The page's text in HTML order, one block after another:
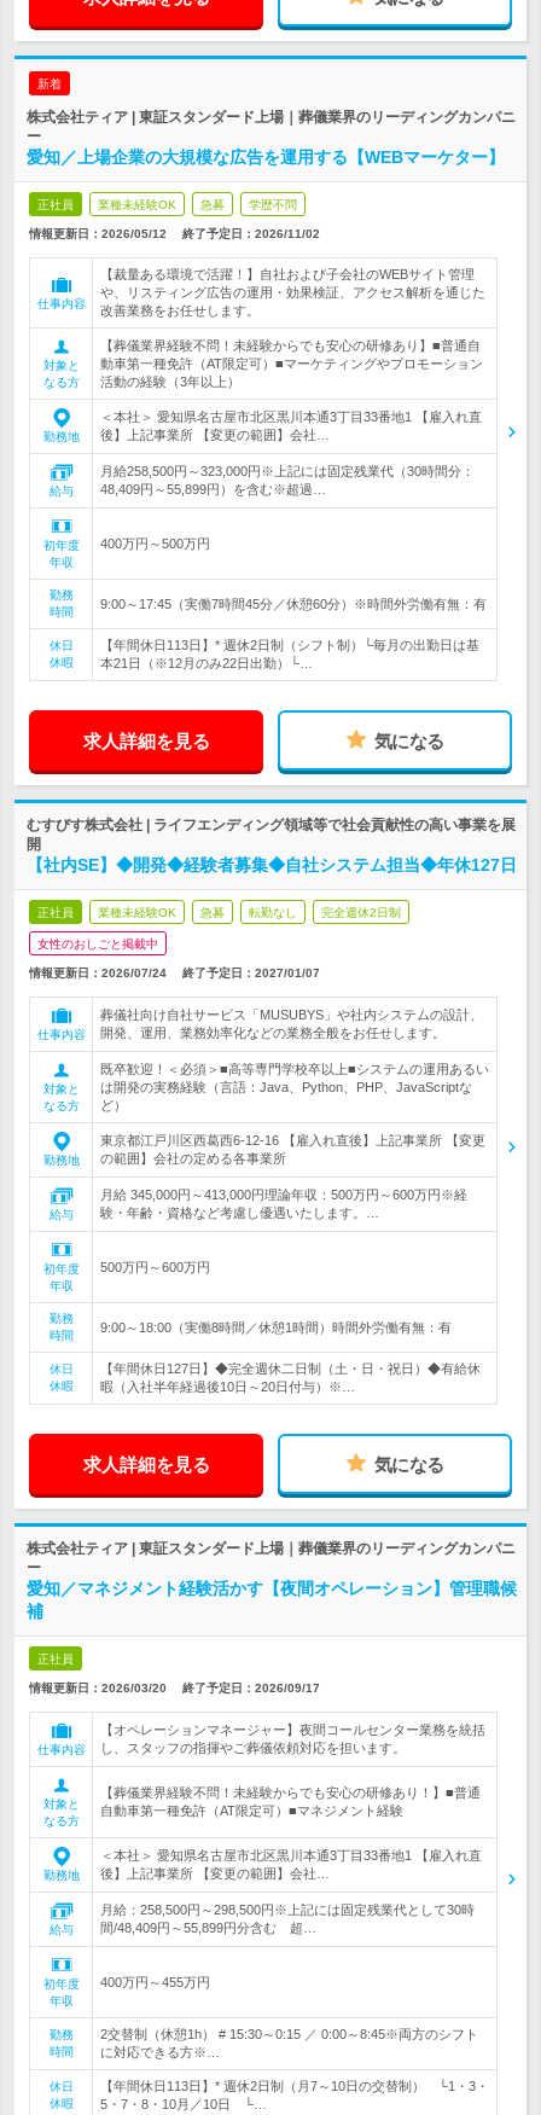
新着
株式会社ティア | 東証スタンダード上場｜葬儀業界のリーディングカンパニ
ー
愛知／上場企業の大規模な広告を運用する【WEBマーケター】
正社員 業種未経験OK 急募 学歴不問
情報更新日：2026/05/12 終了予定日： 2026/11/02
仕事内容
【裁量ある環境で活躍！】自社および子会社のWEBサイト管理
や、リスティング広告の運用・効果検証、アクセス解析を通じた
改善業務をお任せします。
対象と
なる方
【葬儀業界経験不問！未経験からでも安心の研修あり】■普通自
動車第一種免許（AT限定可）■マーケティングやプロモーション
活動の経験（3年以上）
勤務地
＜本社＞ 愛知県名古屋市北区黒川本通3丁目33番地1 【雇入れ直
後】上記事業所 【変更の範囲】会社…
給与
月給258,500円～323,000円※上記には固定残業代（30時間分：
48,409円～55,899円）を含む※超過…
初年度
年収
400万円～500万円
勤務
時間
9:00～17:45（実働7時間45分／休憩60分）※時間外労働有無：有
休日
休暇
【年間休日113日】* 週休2日制（シフト制）└毎月の出勤日は基
本21日（※12月のみ22日出勤）└…
求人詳細を見る 気になる
むすびす株式会社 | ライフエンディング領域等で社会貢献性の高い事業を展
開
【社内SE】◆開発◆経験者募集◆自社システム担当◆年休127日
正社員 業種未経験OK 急募 転勤なし 完全週休2日制
女性のおしごと掲載中
情報更新日：2026/07/24 終了予定日： 2027/01/07
仕事内容
葬儀社向け自社サービス「MUSUBYS」や社内システムの設計、
開発、運用、業務効率化などの業務全般をお任せします。
対象と
なる方
既卒歓迎！＜必須＞■高等専門学校卒以上■システムの運用あるい
は開発の実務経験（言語：Java、Python、PHP、JavaScriptな
ど）
勤務地
東京都江戸川区西葛西6-12-16 【雇入れ直後】上記事業所 【変更
の範囲】会社の定める各事業所
給与
月給 345,000円～413,000円理論年収：500万円～600万円※経
験・年齢・資格など考慮し優遇いたします。…
初年度
年収
500万円～600万円
勤務
時間
9:00～18:00（実働8時間／休憩1時間）時間外労働有無：有
休日
休暇
【年間休日127日】◆完全週休二日制（土・日・祝日）◆有給休
暇（入社半年経過後10日～20日付与）※…
求人詳細を見る 気になる
株式会社ティア | 東証スタンダード上場｜葬儀業界のリーディングカンパニ
ー
愛知／マネジメント経験活かす【夜間オペレーション】管理職候
補
正社員
情報更新日：2026/03/20 終了予定日： 2026/09/17
仕事内容
【オペレーションマネージャー】夜間コールセンター業務を統括
し、スタッフの指揮やご葬儀依頼対応を担います。
対象と
なる方
【葬儀業界経験不問！未経験からでも安心の研修あり！】■普通
自動車第一種免許（AT限定可）■マネジメント経験
勤務地
＜本社＞ 愛知県名古屋市北区黒川本通3丁目33番地1 【雇入れ直
後】上記事業所 【変更の範囲】会社…
給与
月給：258,500円～298,500円※上記には固定残業代として30時
間/48,409円～55,899円分含む 超…
初年度
年収
400万円～455万円
勤務
時間
2交替制（休憩1h） # 15:30～0:15 ／ 0:00～8:45※両方のシフト
に対応できる方※…
休日
休暇
【年間休日113日】* 週休2日制（月7～10日の交替制） └1・3・
5・7・8・10月／10日 └…